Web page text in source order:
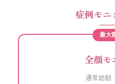
症例モニ
最大
全顔モ
通常総額